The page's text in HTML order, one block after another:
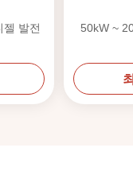
발전
50kW ~